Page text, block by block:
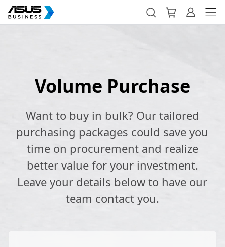
Volume Purchase
Want to buy in bulk? Our tailored
purchasing packages could save you
time on procurement and realize
better value for your investment.
Leave your details below to have our
team contact you.